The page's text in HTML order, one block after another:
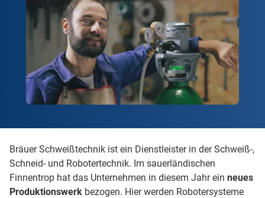
Bräuer Schweißtechnik ist ein Dienstleister in der Schweiß-,
Schneid- und Robotertechnik. Im sauerländischen
Finnentrop hat das Unternehmen in diesem Jahr ein neues
Produktionswerk bezogen. Hier werden Robotersysteme